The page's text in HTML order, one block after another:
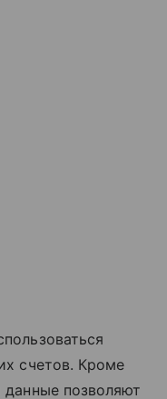
счетов. Кроме
позволяют